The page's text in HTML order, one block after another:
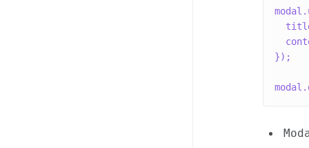
});